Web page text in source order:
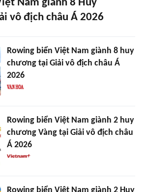
Nam giành 8 Huy
vô địch châu Á 2026
Rowing biển Việt Nam giành 8 huy
chương tại Giải vô địch châu Á
2026
Rowing biển Việt Nam giành 2 huy
chương Vàng tại Giải vô địch châu
Á 2026